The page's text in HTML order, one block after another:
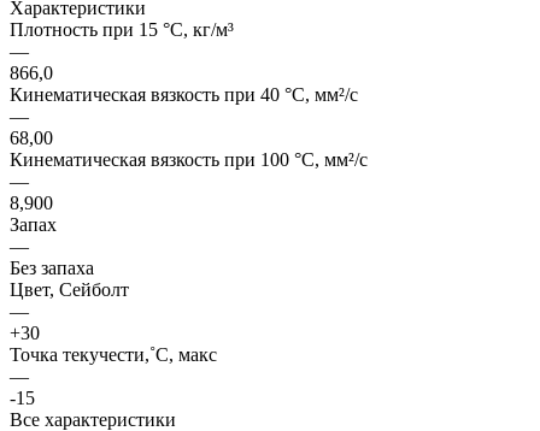
Характеристики
Плотность при 15 °C, кг/м³
—
866,0
Кинематическая вязкость при 40 °C, мм²/с
—
68,00
Кинематическая вязкость при 100 °C, мм²/с
—
8,900
Запах
—
Без запаха
Цвет, Сейболт
—
+30
Точка текучести,˚C, макс
—
-15
Все характеристики